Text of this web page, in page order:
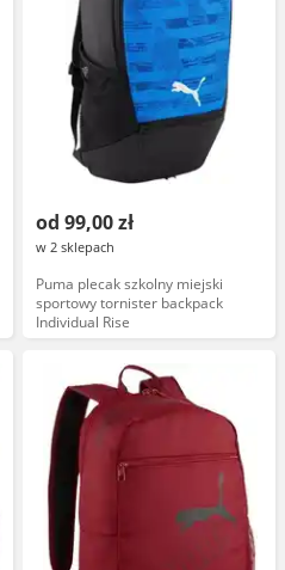
od 99,00 zł
w 2 sklepach
Puma plecak szkolny miejski
sportowy tornister backpack
Individual Rise